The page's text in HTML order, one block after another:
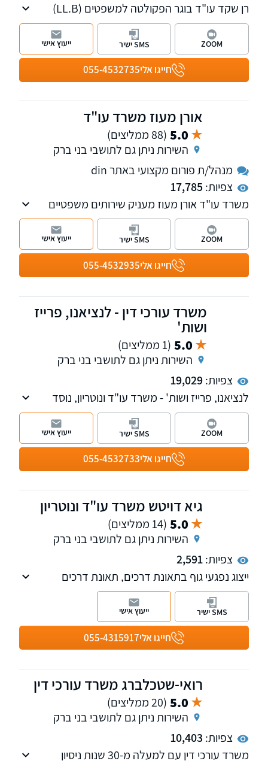
רן שקד עו"ד בוגר הפקולטה למשפטים (LL.Bׂ)
אוניברסיטת תל אביב מ-1988, המשרד עוסק
בתביעות בגין נזקי גוף לרבות תאונות דרכים/
עבודה/ פגיעה בנפילה/ רשלנות רפואית, תביעות
מכוח פוליסה, תביעות למוסד לביטוח לאומי.
השירותים ניתנים בשפות עברית, אנגלית, ורוסית.
חייגו אלי055-4532735
ZOOM SMS ישיר ייעוץ אישי
אורן מעוז משרד עו"ד
5.0 (88 ממליצים)
השירות ניתן גם לתושבי בני ברק
מנהל/ת פורום מקצועי באתר din
צפיות:17,785
משרד עו"ד אורן מעוז מעניק שירותים משפטיים
בתביעות נזקי גוף , ביטוחי תאונות ומחלות, רשלנות
רפואית וביטוח לאומי. למשרד שלוחות בתל אביב
ובקרית אונו. עו"ד אורן מעוז מנהל פורום מחלות
מקצוע. למשרד שלוחות בתל אביב ובקרית אונו
חייגו אלי055-4532935
ZOOM SMS ישיר ייעוץ אישי
משרד עורכי דין - לנציאנו, פרייז
ושות'
5.0 (1 ממליצים)
השירות ניתן גם לתושבי בני ברק
צפיות:19,029
לנציאנו, פרייז ושות' - משרד עו"ד ונוטריון, נוסד
ב-2003 וצבר ותק וניסיון רב בתחום הרשלנות
הרפואית, נזקי גוף ותאונות ובדיני הביטוח הלאומי.
בנוסף ניתן שירות בתחומים צוואות, ירושות וייפוי כוח
מתמשך. סניפים בחולון ובחיפה.
חייגו אלי055-4532733
ZOOM SMS ישיר ייעוץ אישי
גיא דויטש משרד עו"ד ונוטריון
5.0 (14 ממליצים)
השירות ניתן גם לתושבי בני ברק
צפיות:2,591
ייצוג נפגעי גוף בתאונת דרכים, תאונת דרכים
קשות, תאונות עבודה ורשלנות רפואית, ניסיון מעל
25 שנים בליווי לקוחות עד לקבלת פיצויים
מקסימליים עבורם.
חייגו אלי055-4315917
SMS ישיר ייעוץ אישי
רואי-שטכלברג משרד עורכי דין
5.0 (20 ממליצים)
השירות ניתן גם לתושבי בני ברק
צפיות: 10,403
משרד עורכי דין עם למעלה מ-30 שנות ניסיון